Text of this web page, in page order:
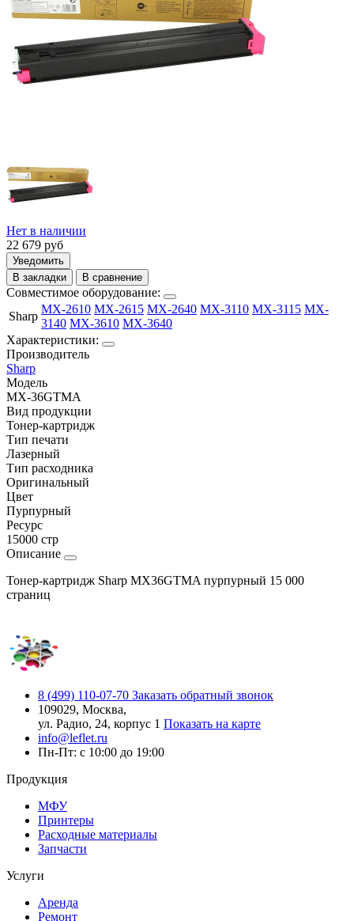
Нет в наличии
22 679 руб
Уведомить
В закладки
В сравнение
Совместимое оборудование:
Sharp
MX-2610 MX-2615 MX-2640 MX-3110 MX-3115 MX-
3140 MX-3610 MX-3640
Характеристики:
Производитель
Sharp
Модель
MX-36GTMA
Вид продукции
Тонер-картридж
Тип печати
Лазерный
Тип расходника
Оригинальный
Цвет
Пурпурный
Ресурс
15000 стр
Описание
Тонер-картридж Sharp MX36GTMA пурпурный 15 000
страниц
8 (499) 110-07-70 Заказать обратный звонок
109029, Москва,
ул. Радио, 24, корпус 1 Показать на карте
info@leflet.ru
Пн-Пт: с 10:00 до 19:00
Продукция
МФУ
Принтеры
Расходные материалы
Запчасти
Услуги
Аренда
Ремонт